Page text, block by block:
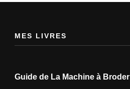
MES LIVRES
Guide de La Machine à Broder